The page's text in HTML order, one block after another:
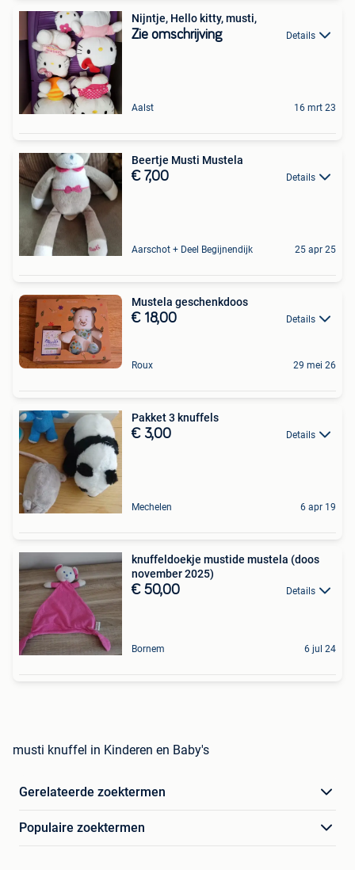
Nijntje, Hello kitty, musti,
Zie omschrijving Details
Aalst 16 mrt 23
Beertje Musti Mustela
€ 7,00 Details
Aarschot + Deel Begijnendijk 25 apr 25
Mustela geschenkdoos
€ 18,00 Details
Roux 29 mei 26
Pakket 3 knuffels
€ 3,00 Details
Mechelen 6 apr 19
knuffeldoekje mustide mustela (doos
november 2025)
€ 50,00 Details
Bornem 6 jul 24
musti knuffel in Kinderen en Baby's
Gerelateerde zoektermen
Populaire zoektermen